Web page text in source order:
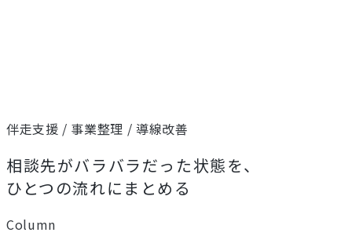
伴走支援 / 事業整理 / 導線改善
相談先がバラバラだった状態を、
ひとつの流れにまとめる
Column